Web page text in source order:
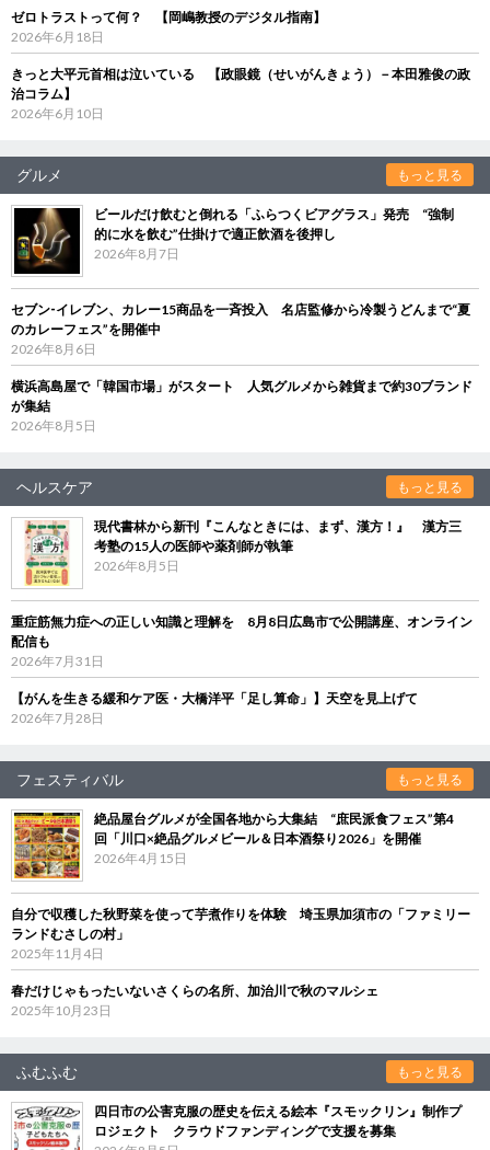
ゼロトラストって何？ 【岡嶋教授のデジタル指南】
2026年6月18日
きっと大平元首相は泣いている 【政眼鏡（せいがんきょう）－本田雅俊の政
治コラム】
2026年6月10日
グルメ もっと見る
ビールだけ飲むと倒れる「ふらつくビアグラス」発売 “強制
的に水を飲む”仕掛けで適正飲酒を後押し
2026年8月7日
セブン‐イレブン、カレー15商品を一斉投入 名店監修から冷製うどんまで“夏
のカレーフェス”を開催中
2026年8月6日
横浜高島屋で「韓国市場」がスタート 人気グルメから雑貨まで約30ブランド
が集結
2026年8月5日
ヘルスケア もっと見る
現代書林から新刊『こんなときには、まず、漢方！』 漢方三
考塾の15人の医師や薬剤師が執筆
2026年8月5日
重症筋無力症への正しい知識と理解を 8月8日広島市で公開講座、オンライン
配信も
2026年7月31日
【がんを生きる緩和ケア医・大橋洋平「足し算命」】天空を見上げて
2026年7月28日
フェスティバル もっと見る
絶品屋台グルメが全国各地から大集結 “庶民派食フェス”第4
回「川口×絶品グルメビール＆日本酒祭り2026」を開催
2026年4月15日
自分で収穫した秋野菜を使って芋煮作りを体験 埼玉県加須市の「ファミリー
ランドむさしの村」
2025年11月4日
春だけじゃもったいないさくらの名所、加治川で秋のマルシェ
2025年10月23日
ふむふむ もっと見る
四日市の公害克服の歴史を伝える絵本『スモックリン』制作プ
ロジェクト クラウドファンディングで支援を募集